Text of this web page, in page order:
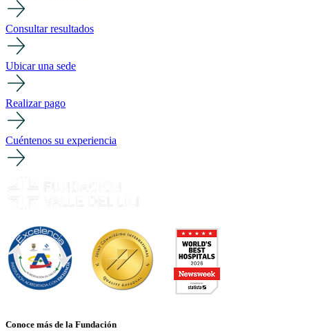
Consultar resultados
Ubicar una sede
Realizar pago
Cuéntenos su experiencia
Conoce más de la Fundación